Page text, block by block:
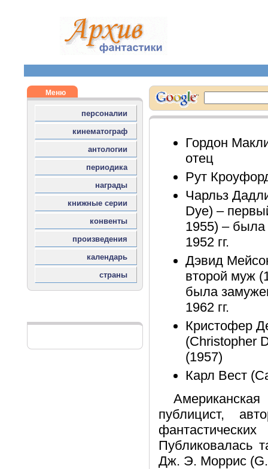
Гордон
отец
Рут
Чарльз
Dye) –
1955) –
1952 гг.
Дэвид
второй муж
была
1962 гг.
Кристофер
(Christopher
(1957)
Карл Вест
публицист,
Публиковалась
Дж. Э. Моррис